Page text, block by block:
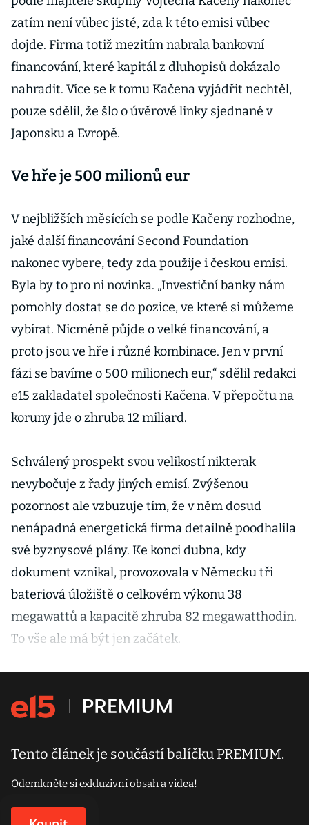
zatím není vůbec jisté, zda k této emisi vůbec
dojde. Firma totiž mezitím nabrala bankovní
financování, které kapitál z dluhopisů dokázalo
nahradit. Více se k tomu Kačena vyjádřit nechtěl,
pouze sdělil, že šlo o úvěrové linky sjednané v
Japonsku a Evropě.
Ve hře je 500 milionů eur
V nejbližších měsících se podle Kačeny rozhodne,
jaké další financování Second Foundation
nakonec vybere, tedy zda použije i českou emisi.
Byla by to pro ni novinka. „Investiční banky nám
pomohly dostat se do pozice, ve které si můžeme
vybírat. Nicméně půjde o velké financování, a
proto jsou ve hře i různé kombinace. Jen v první
fázi se bavíme o 500 milionech eur,“ sdělil redakci
e15 zakladatel společnosti Kačena. V přepočtu na
koruny jde o zhruba 12 miliard.
Schválený prospekt svou velikostí nikterak
nevybočuje z řady jiných emisí. Zvýšenou
pozornost ale vzbuzuje tím, že v něm dosud
nenápadná energetická firma detailně poodhalila
své byznysové plány. Ke konci dubna, kdy
dokument vznikal, provozovala v Německu tři
bateriová úložiště o celkovém výkonu 38
megawattů a kapacitě zhruba 82 megawatthodin.
To vše ale má být jen začátek.
Tento článek je součástí balíčku PREMIUM.
Odemkněte si exkluzivní obsah a videa!